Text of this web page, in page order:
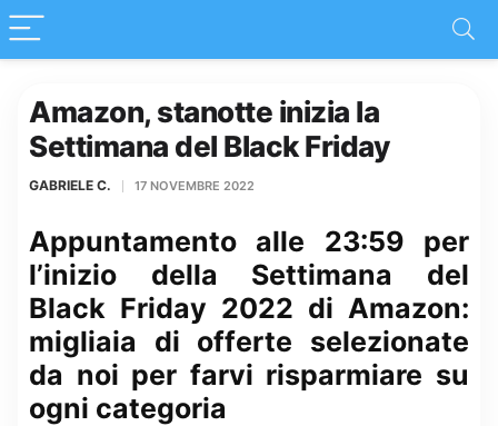
Amazon, stanotte inizia la
Settimana del Black Friday
GABRIELE C. 17 NOVEMBRE 2022
Appuntamento alle 23:59 per
l’inizio della Settimana del
Black Friday 2022 di Amazon:
migliaia di offerte selezionate
da noi per farvi risparmiare su
ogni categoria